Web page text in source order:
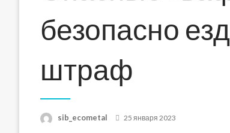
безопасно
штраф
sib_ecometal
Posted
25 января 2023